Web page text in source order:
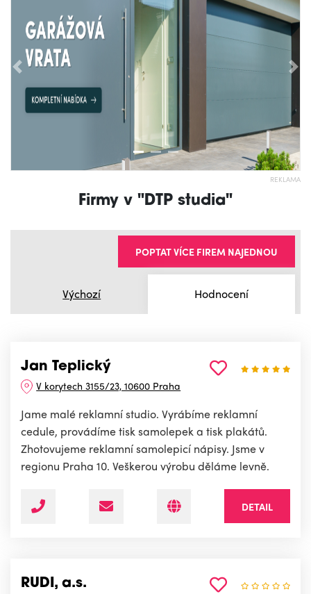
Předchozí
REKLAMA
Firmy v "DTP studia"
Výchozí Hodnocení
POPTAT VÍCE FIREM NAJEDNOU
Jan Teplický
V korytech 3155/23, 10600 Praha
Jame malé reklamní studio. Vyrábíme reklamní
cedule, provádíme tisk samolepek a tisk plakátů.
Zhotovujeme reklamní samolepicí nápisy. Jsme v
regionu Praha 10. Veškerou výrobu děláme levně.
DETAIL
RUDI, a.s.